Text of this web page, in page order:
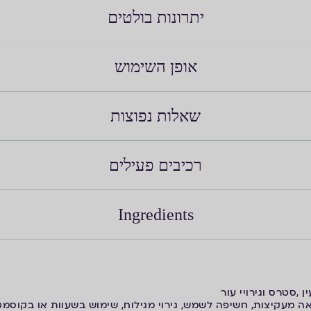
יתרונות בולטים
אופן השימוש
שאלות נפוצות
רכיבים פעילים
Ingredients
,סטרס וגירויי עור
מעקיצות, חשיפה לשמש, גירוי מגילוח, שימוש בשעוות או